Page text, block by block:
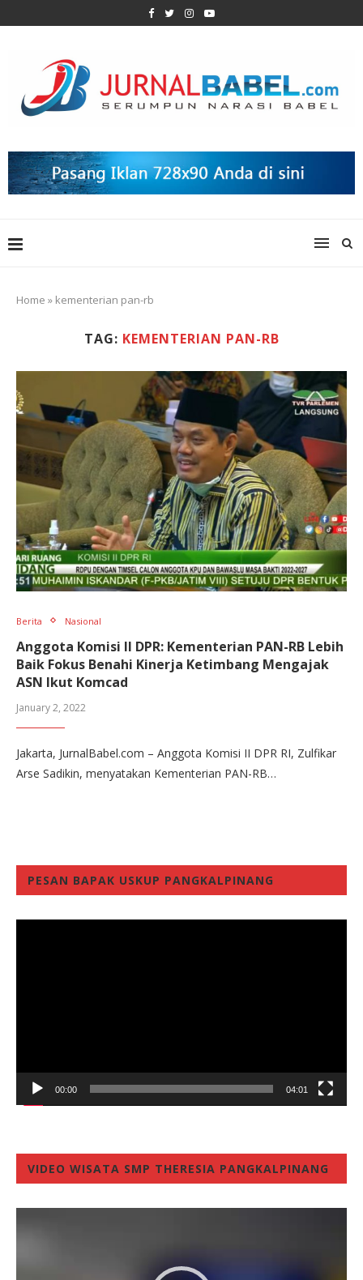
Home » kementerian pan-rb
TAG: KEMENTERIAN PAN-RB
Berita Nasional
Anggota Komisi II DPR: Kementerian PAN-RB Lebih
Baik Fokus Benahi Kinerja Ketimbang Mengajak
ASN Ikut Komcad
January 2, 2022
Jakarta, JurnalBabel.com – Anggota Komisi II DPR RI, Zulfikar
Arse Sadikin, menyatakan Kementerian PAN-RB…
PESAN BAPAK USKUP PANGKALPINANG
00:00 04:01
VIDEO WISATA SMP THERESIA PANGKALPINANG